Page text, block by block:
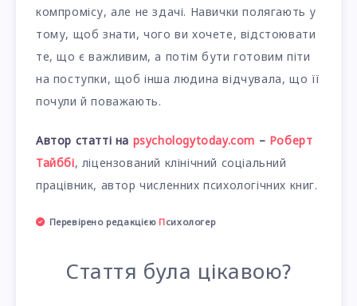
компромісу, але не здачі. Навички полягають у
тому, щоб знати, чого ви хочете, відстоювати
те, що є важливим, а потім бути готовим піти
на поступки, щоб інша людина відчувала, що її
почули й поважають.
Автор статті на psychologytoday.com – Роберт
Тайббі, ліцензований клінічний соціальний
працівник, автор численних психологічних книг.
Перевірено редакцією Психологер
Стаття була цікавою?